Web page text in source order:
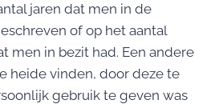
jaren dat men in de
of op het aantal
men in bezit had. Een andere
heide vinden, door deze te
gebruik te geven was